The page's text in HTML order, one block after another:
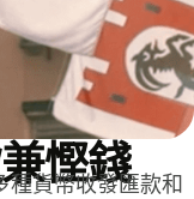
慳錢
貨幣收發匯款和